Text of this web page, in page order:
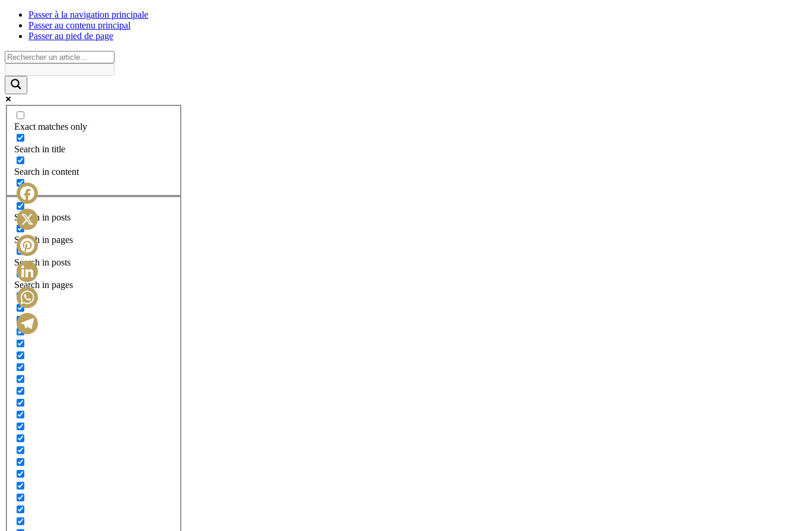
Passer à la navigation principale
Passer au contenu principal
Passer au pied de page
Exact matches only
Search in title
Search in content
Search in posts
Search in pages
Search in posts
Search in pages
Facebook
X
Pinterest
LinkedIn
WhatsApp
Telegram